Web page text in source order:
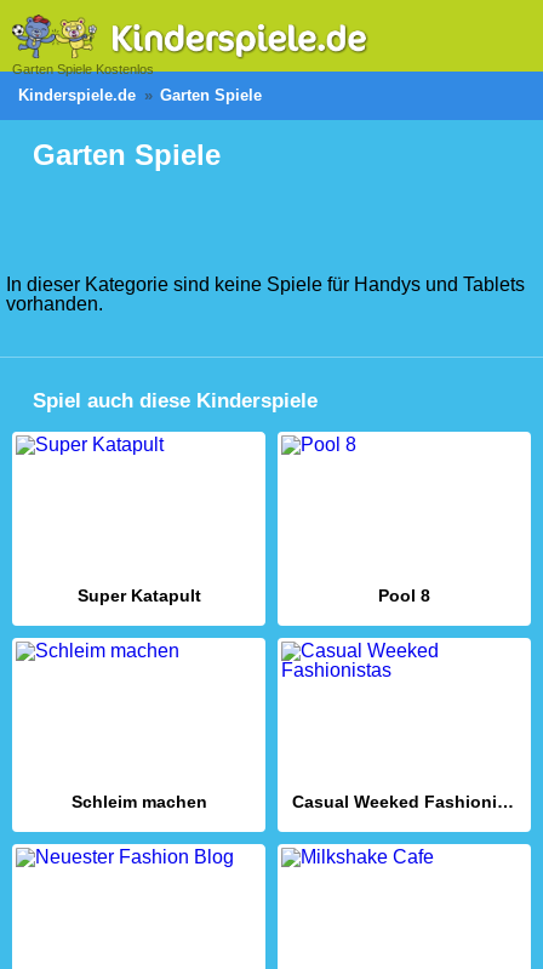
Garten Spiele Kostenlos
Kinderspiele.de Garten Spiele
Garten Spiele
In dieser Kategorie sind keine Spiele für Handys und Tablets
vorhanden.
Spiel auch diese Kinderspiele
Super Katapult Pool 8
Schleim machen Casual Weeked Fashionistas